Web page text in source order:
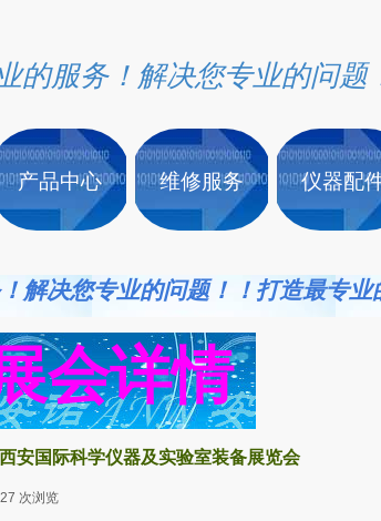
的服务！解决您专业的问题
产品中心 维修服务 仪器配
解决您专业的问题！！打造最专业
会详情
安国际科学仪器及实验室装备展览会
次浏览